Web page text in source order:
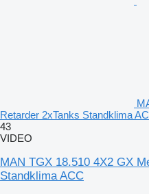
Retarder 2xTanks Standklima
43
VIDEO
MAN TGX 18.510 4X2 GX
Standklima ACC